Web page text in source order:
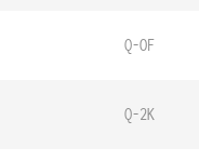
Q-OF
Q-2K